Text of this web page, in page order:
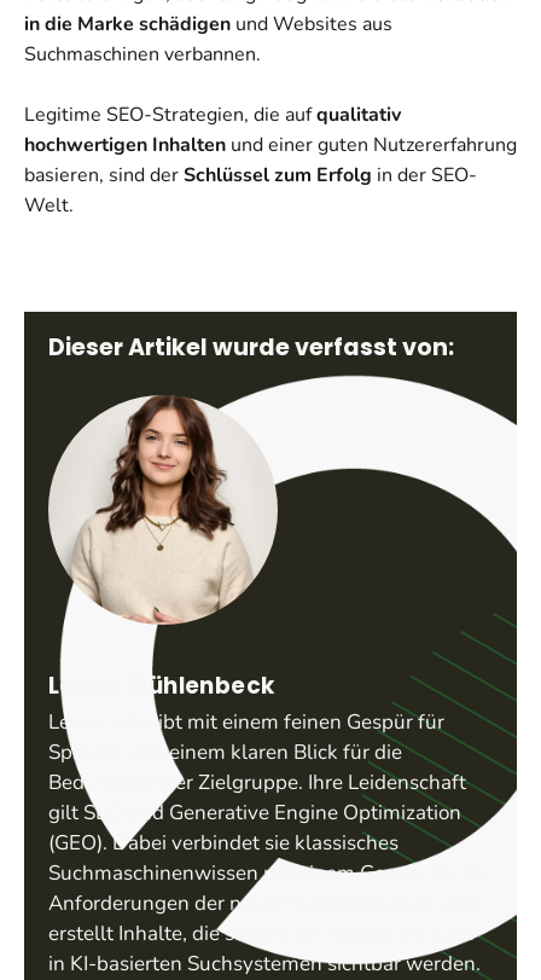
in die Marke schädigen und Websites aus
Suchmaschinen verbannen.
Legitime SEO-Strategien, die aufqualitativ
hochwertigen Inhalten und einer guten Nutzererfahrung
basieren, sind derSchlüssel zum Erfolg in der SEO-
Welt.
Dieser Artikel wurde verfasst von:
Leona Mühlenbeck
Leona schreibt mit einem feinen Gespür für
Sprache und einem klaren Blick für die
Bedürfnisse der Zielgruppe. Ihre Leidenschaft
gilt SEO und Generative Engine Optimization
(GEO). Dabei verbindet sie klassisches
Suchmaschinenwissen mit einem Gespür für die
Anforderungen der neuen Suchlandschaft und
erstellt Inhalte, die sowohl bei Google als auch
in KI-basierten Suchsystemen sichtbar werden.